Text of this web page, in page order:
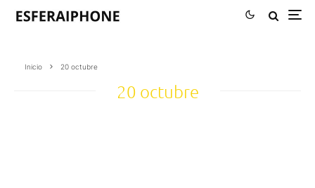
Inicio 20 octubre
20 octubre